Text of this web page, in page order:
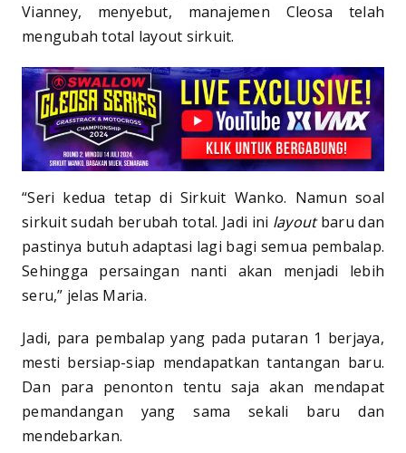
Vianney, menyebut, manajemen Cleosa telah
mengubah total layout sirkuit.
“Seri kedua tetap di Sirkuit Wanko. Namun soal
sirkuit sudah berubah total. Jadi ini layoutbaru dan
pastinya butuh adaptasi lagi bagi semua pembalap.
Sehingga persaingan nanti akan menjadi lebih
seru,” jelas Maria.
Jadi, para pembalap yang pada putaran 1 berjaya,
mesti bersiap-siap mendapatkan tantangan baru.
Dan para penonton tentu saja akan mendapat
pemandangan yang sama sekali baru dan
mendebarkan.